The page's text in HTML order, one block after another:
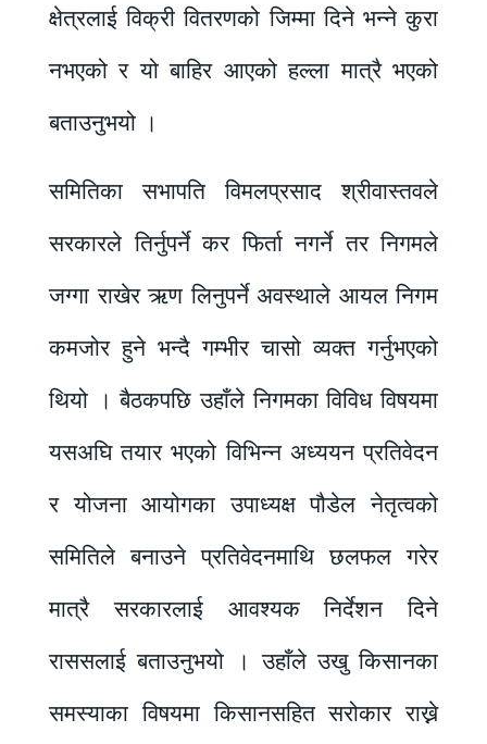
क्षेत्रलाई विक्री वितरणको जिम्मा दिने भन्ने कुरा
नभएको र यो बाहिर आएको हल्ला मात्रै भएको
बताउनुभयो ।
समितिका सभापति विमलप्रसाद श्रीवास्तवले
सरकारले तिर्नुपर्ने कर फिर्ता नगर्ने तर निगमले
जग्गा राखेर ऋण लिनुपर्ने अवस्थाले आयल निगम
कमजोर हुने भन्दै गम्भीर चासो व्यक्त गर्नुभएको
थियो । बैठकपछि उहाँले निगमका विविध विषयमा
यसअघि तयार भएको विभिन्न अध्ययन प्रतिवेदन
र योजना आयोगका उपाध्यक्ष पौडेल नेतृत्वको
समितिले बनाउने प्रतिवेदनमाथि छलफल गरेर
मात्रै सरकारलाई आवश्यक निर्देशन दिने
राससलाई बताउनुभयो । उहाँले उखु किसानका
समस्याका विषयमा किसानसहित सरोकार राख्ने